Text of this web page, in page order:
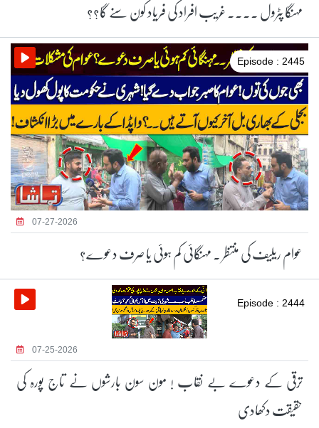
مہنگا پٹرول ۔۔۔۔ غریب افراد کی فریاد کون سنے گا؟؟
Episode : 2445
07-27-2026
عوام ریلیف کی منتظر ۔ مہنگائی کم ہوئی یا صرف دعوے؟
Episode : 2444
07-25-2026
ترقی کے دعوے بے نقاب ! مون سون بارشوں نے تاج پورہ کی
حقیقت دکھادی